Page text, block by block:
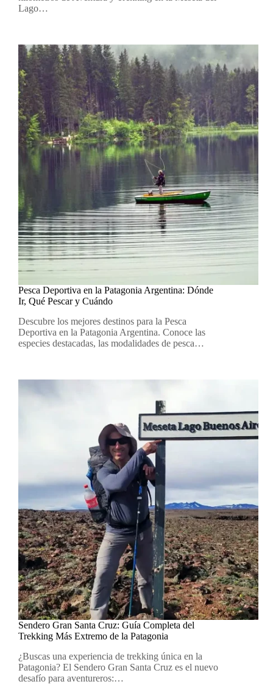
Lago…
Pesca Deportiva en la Patagonia Argentina: Dónde
Ir, Qué Pescar y Cuándo
Descubre los mejores destinos para la Pesca
Deportiva en la Patagonia Argentina. Conoce las
especies destacadas, las modalidades de pesca…
Sendero Gran Santa Cruz: Guía Completa del
Trekking Más Extremo de la Patagonia
¿Buscas una experiencia de trekking única en la
Patagonia? El Sendero Gran Santa Cruz es el nuevo
desafío para aventureros:…